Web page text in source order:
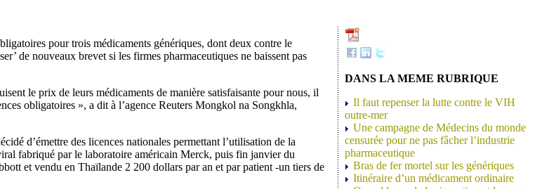
pour trois médicaments génériques, dont deux contre le
de nouveaux brevet si les firmes pharmaceutiques ne baissent pas
le prix de leurs médicaments de manière satisfaisante pour nous, il
obligatoires », a dit à l’agence Reuters Mongkol na Songkhla,
d’émettre des licences nationales permettant l’utilisation de la
fabriqué par le laboratoire américain Merck, puis fin janvier du
et vendu en Thaïlande 2 200 dollars par an et par patient -un tiers de
DANS LA MEME RUBRIQUE
Il faut repenser la lutte contre le VIH
outre-mer
Une campagne de Médecins du monde
censurée pour ne pas fâcher l’industrie
pharmaceutique
Bras de fer mortel sur les génériques
Itinéraire d’un médicament ordinaire